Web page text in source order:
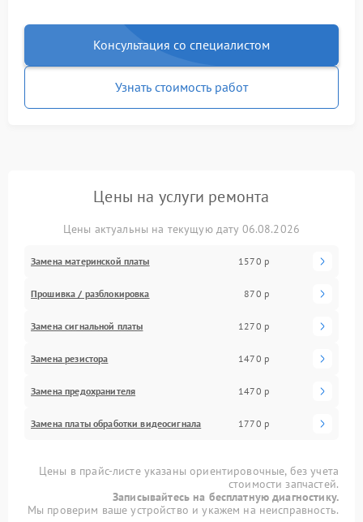
Консультация со специалистом
Узнать стоимость работ
Цены на услуги ремонта
Цены актуальны на текущую дату 06.08.2026
Замена материнской платы 1570 р
Прошивка / разблокировка 870 р
Замена сигнальной платы 1270 р
Замена резистора 1470 р
Замена предохранителя 1470 р
Замена платы обработки видеосигнала 1770 р
Цены в прайс-листе указаны ориентировочные, без учета
стоимости запчастей.
Записывайтесь на бесплатную диагностику.
Мы проверим ваше устройство и укажем на неисправность.